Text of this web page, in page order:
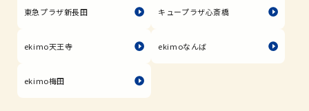
東急プラザ新長田 キュープラザ心斎橋
ekimo天王寺 ekimoなんば
ekimo梅田